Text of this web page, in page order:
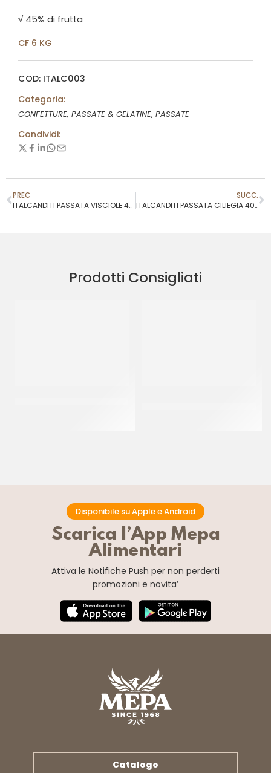
√ 45% di frutta
CF 6 KG
COD: ITALC003
Categoria:
CONFETTURE, PASSATE & GELATINE, PASSATE
Condividi:
PREC
ITALCANDITI PASSATA VISCIOLE 45% COD.SL
SUCC.
ITALCANDITI PASSATA CILIEGIA 40%
Prodotti Consigliati
Disponibile su Apple e Android
Scarica l’App Mepa
Alimentari
Attiva le Notifiche Push per non perderti
promozioni e novita’
Catalogo